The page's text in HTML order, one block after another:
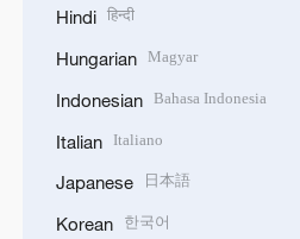
Hindi हिन्दी
Hungarian Magyar
Indonesian Bahasa Indonesia
Italian Italiano
Japanese 日本語
Korean 한국어